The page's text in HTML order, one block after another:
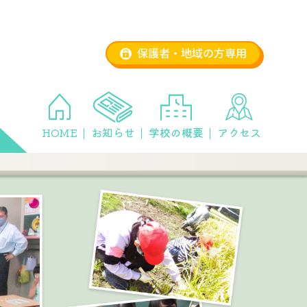
保護者・地域の方専用
HOME お知らせ 学校の概要 アクセス